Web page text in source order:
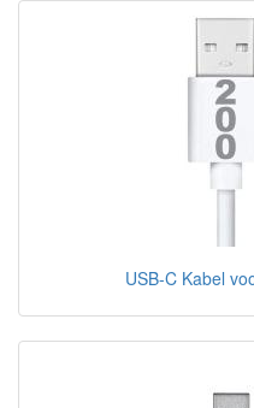
USB-C Kabel